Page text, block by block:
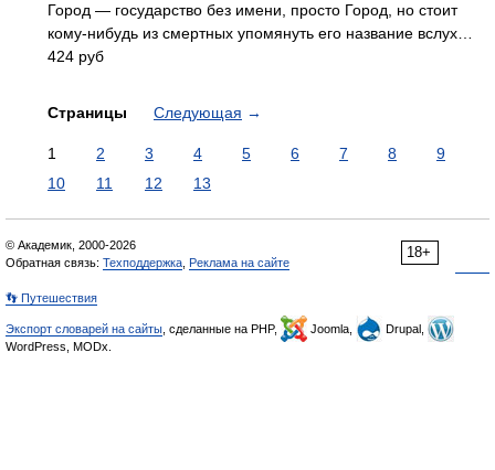
Город — государство без имени, просто Город, но стоит
кому-нибудь из смертных упомянуть его название вслух…
424 руб
Страницы Следующая →
1 2 3 4 5 6 7 8
9
10
11 12 13
18+
© Академик, 2000-2026
Обратная связь: Техподдержка Реклама на сайте
👣 Путешествия
Экспорт словарей на сайты , сделанные на PHP, Joomla,
Drupal,
WordPress, MODx.